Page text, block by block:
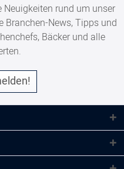
rund um unser
Branchen-News, Tipps und
Bäcker und alle